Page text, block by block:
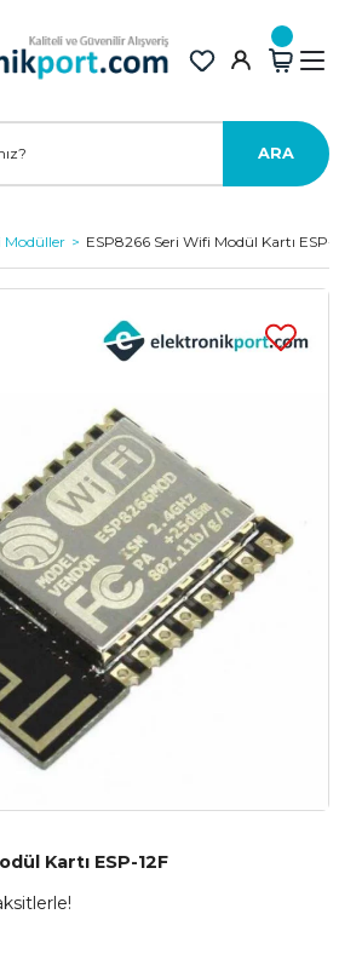
ARA
Modüller ESP8266 Seri Wifi Modül Kartı ESP-
Kartı ESP-12F